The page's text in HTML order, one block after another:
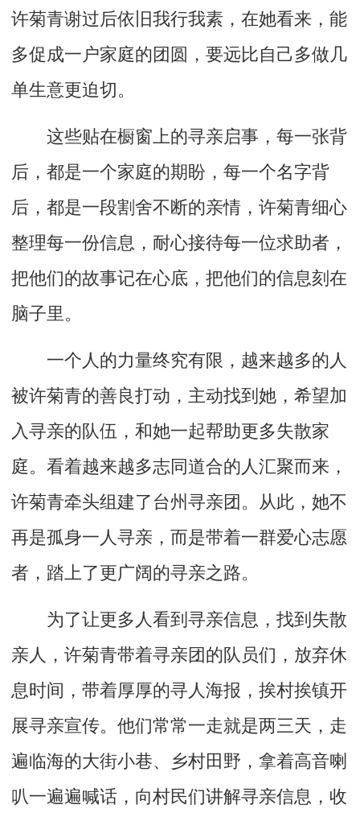
许菊青谢过后依旧我行我素，在她看来，能
多促成一户家庭的团圆，要远比自己多做几
单生意更迫切。
这些贴在橱窗上的寻亲启事，每一张背
后，都是一个家庭的期盼，每一个名字背
后，都是一段割舍不断的亲情，许菊青细心
整理每一份信息，耐心接待每一位求助者，
把他们的故事记在心底，把他们的信息刻在
脑子里。
一个人的力量终究有限，越来越多的人
被许菊青的善良打动，主动找到她，希望加
入寻亲的队伍，和她一起帮助更多失散家
庭。看着越来越多志同道合的人汇聚而来，
许菊青牵头组建了台州寻亲团。从此，她不
再是孤身一人寻亲，而是带着一群爱心志愿
者，踏上了更广阔的寻亲之路。
为了让更多人看到寻亲信息，找到失散
亲人，许菊青带着寻亲团的队员们，放弃休
息时间，带着厚厚的寻人海报，挨村挨镇开
展寻亲宣传。他们常常一走就是两三天，走
遍临海的大街小巷、乡村田野，拿着高音喇
叭一遍遍喊话，向村民们讲解寻亲信息，收